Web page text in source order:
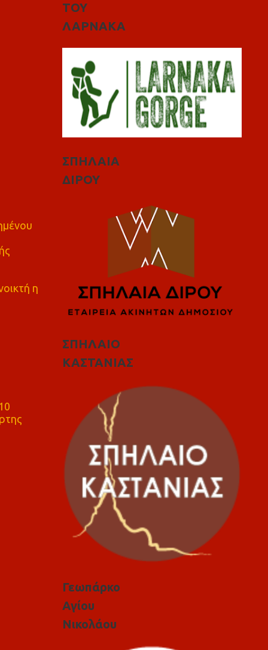
η
ΤΟΥ
ΛΑΡΝΑΚΑ
ΣΠΗΛΑΙΑ
ΔΙΡΟΥ
ΣΠΗΛΑΙΟ
ΚΑΣΤΑΝΙΑΣ
Γεωπάρκο
Αγίου
Νικολάου